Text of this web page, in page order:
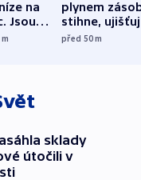
na
Jsou
m
plynem
stihne,
expert.
před 50m
sklady
útočili v